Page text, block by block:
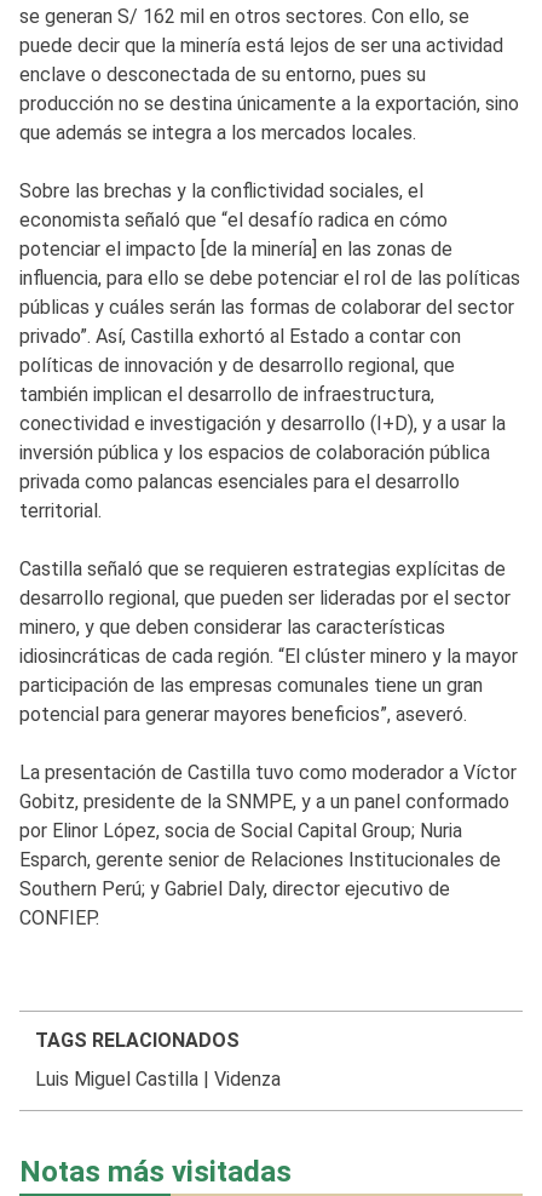
se generan S/ 162 mil en otros sectores. Con ello, se
puede decir que la minería está lejos de ser una actividad
enclave o desconectada de su entorno, pues su
producción no se destina únicamente a la exportación, sino
que además se integra a los mercados locales.
Sobre las brechas y la conflictividad sociales, el
economista señaló que “el desafío radica en cómo
potenciar el impacto [de la minería] en las zonas de
influencia, para ello se debe potenciar el rol de las políticas
públicas y cuáles serán las formas de colaborar del sector
privado”. Así, Castilla exhortó al Estado a contar con
políticas de innovación y de desarrollo regional, que
también implican el desarrollo de infraestructura,
conectividad e investigación y desarrollo (I+D), y a usar la
inversión pública y los espacios de colaboración pública
privada como palancas esenciales para el desarrollo
territorial.
Castilla señaló que se requieren estrategias explícitas de
desarrollo regional, que pueden ser lideradas por el sector
minero, y que deben considerar las características
idiosincráticas de cada región. “El clúster minero y la mayor
participación de las empresas comunales tiene un gran
potencial para generar mayores beneficios”, aseveró.
La presentación de Castilla tuvo como moderador a Víctor
Gobitz, presidente de la SNMPE, y a un panel conformado
por Elinor López, socia de Social Capital Group; Nuria
Esparch, gerente senior de Relaciones Institucionales de
Southern Perú; y Gabriel Daly, director ejecutivo de
CONFIEP.
TAGS RELACIONADOS
Luis Miguel Castilla| Videnza
Notas más visitadas